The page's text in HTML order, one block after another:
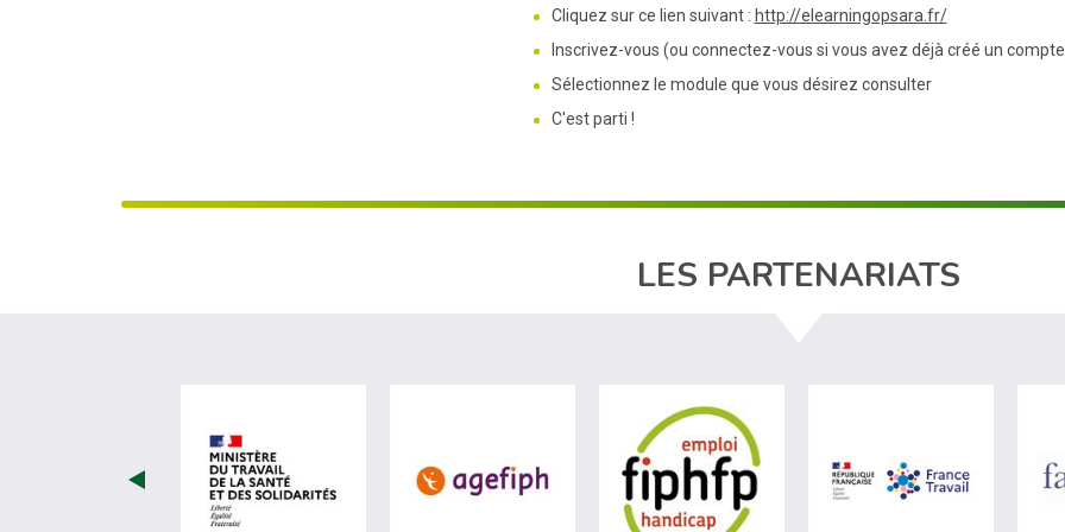
Cliquez sur ce lien suivant : http://elearningopsara.fr/
Inscrivez-vous (ou connectez-vous si vous avez déjà créé un
Sélectionnez le module que vous désirez consulter
C'est parti !
LES PARTENARIATS
visiter les site de Ministère du travail (nouvelle fenêtre)
visiter les site de Agefiph (nouvelle fenêtre)visiter les site de Fiphfp (nouvellevisiter les